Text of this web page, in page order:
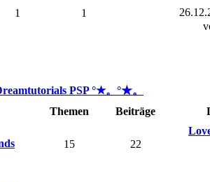
1 1
PSP °★。°★。
Themen Beiträge
15 22